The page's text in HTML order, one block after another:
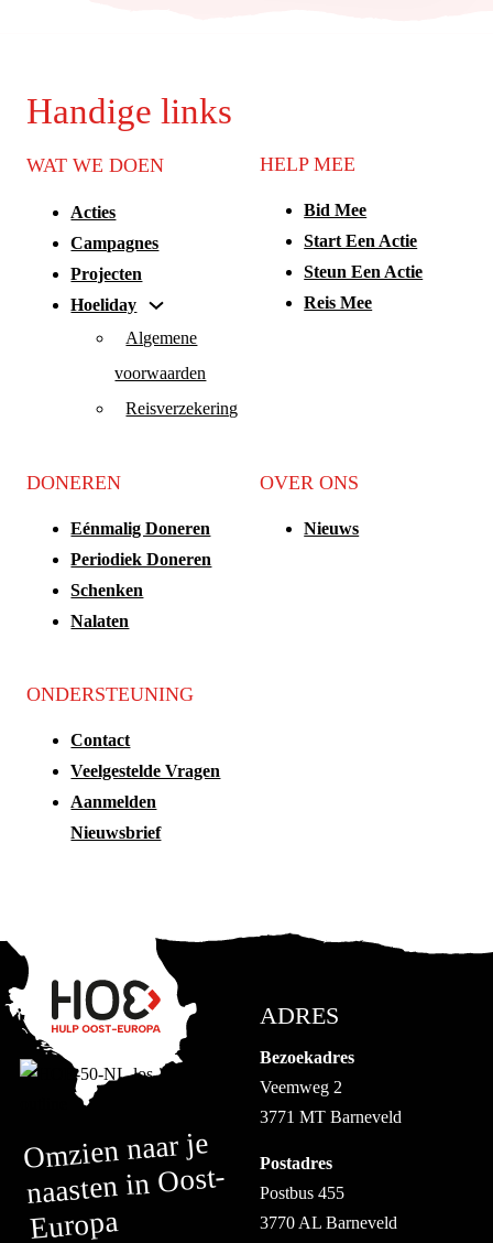
Handige links
WAT WE DOEN
Acties
Campagnes
Projecten
Hoeliday
Algemene
voorwaarden
Reisverzekering
HELP MEE
Bid Mee
Start Een Actie
Steun Een Actie
Reis Mee
DONEREN
Eénmalig Doneren
Periodiek Doneren
Schenken
Nalaten
OVER ONS
Nieuws
ONDERSTEUNING
Contact
Veelgestelde Vragen
Aanmelden
Nieuwsbrief
Omzien naar je
naasten in Oost-
Europa
ADRES
Bezoekadres
Veemweg 2
3771 MT Barneveld
Postadres
Postbus 455
3770 AL Barneveld